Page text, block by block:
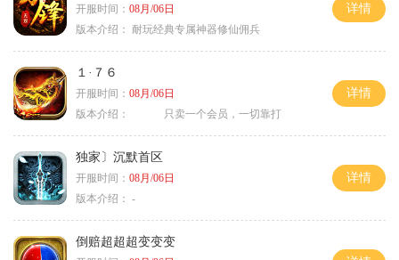
开服时间： 08月/06日
版本介绍： 耐玩经典专属神器修仙佣兵
详情
１·７６
开服时间： 08月/06日
版本介绍：
只卖一个会员，一切靠打
详情
独家〕沉默首区
开服时间： 08月/06日
版本介绍： -
详情
倒赔超超超变变变